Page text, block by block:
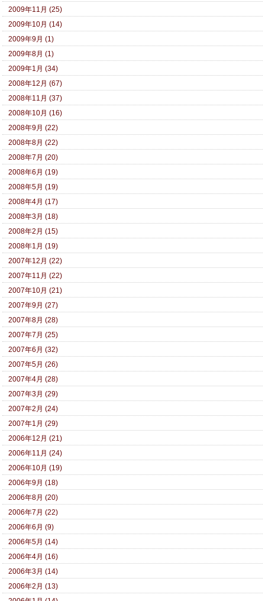
2009年11月 (25)
2009年10月 (14)
2009年9月 (1)
2009年8月 (1)
2009年1月 (34)
2008年12月 (67)
2008年11月 (37)
2008年10月 (16)
2008年9月 (22)
2008年8月 (22)
2008年7月 (20)
2008年6月 (19)
2008年5月 (19)
2008年4月 (17)
2008年3月 (18)
2008年2月 (15)
2008年1月 (19)
2007年12月 (22)
2007年11月 (22)
2007年10月 (21)
2007年9月 (27)
2007年8月 (28)
2007年7月 (25)
2007年6月 (32)
2007年5月 (26)
2007年4月 (28)
2007年3月 (29)
2007年2月 (24)
2007年1月 (29)
2006年12月 (21)
2006年11月 (24)
2006年10月 (19)
2006年9月 (18)
2006年8月 (20)
2006年7月 (22)
2006年6月 (9)
2006年5月 (14)
2006年4月 (16)
2006年3月 (14)
2006年2月 (13)